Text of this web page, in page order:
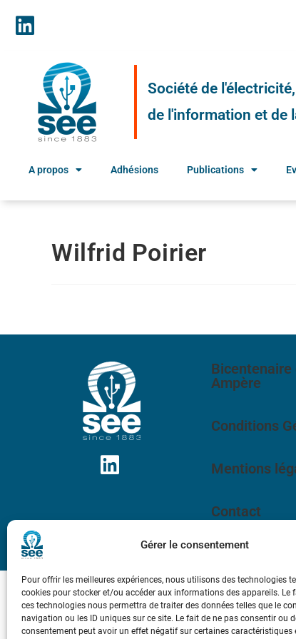
Gérer le consentement
Pour offrir les meilleures expériences, nous utilisons des technologies
cookies pour stocker et/ou accéder aux informations des appareils. Le
ces technologies nous permettra de traiter des données telles que le
navigation ou les ID uniques sur ce site. Le fait de ne pas consentir ou
consentement peut avoir un effet négatif sur certaines caractéristiques
Société de
de l'information et de
A propos Adhésions Publications
Wilfrid Poirier
Bicentenaire
Ampère
Conditions
Mentions
Contact